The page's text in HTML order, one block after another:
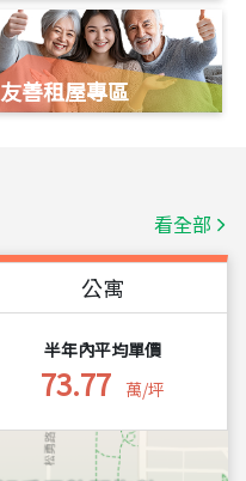
友善租屋專區
看全部
公寓
半年內平均單價
73.77 萬/坪